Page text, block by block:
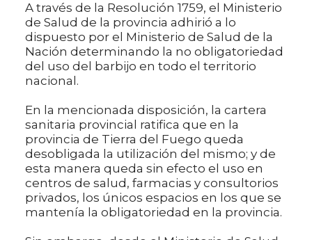
A través de la Resolución 1759, el Ministerio
de Salud de la provincia adhirió a lo
dispuesto por el Ministerio de Salud de la
Nación determinando la no obligatoriedad
del uso del barbijo en todo el territorio
nacional.
En la mencionada disposición, la cartera
sanitaria provincial ratifica que en la
provincia de Tierra del Fuego queda
desobligada la utilización del mismo; y de
esta manera queda sin efecto el uso en
centros de salud, farmacias y consultorios
privados, los únicos espacios en los que se
mantenía la obligatoriedad en la provincia.